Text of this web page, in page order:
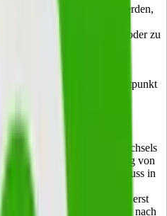
Brief zur Post gegeben werden,
dritten Tage nach der
außer wenn sie nicht oder zu
sind (BFH, Urteil vom
1987, S. 274).
und den Zugangszeitpunkt
der Klageschrift auf die
hätte ausgereicht, um
nach drei Tagen zu
29 Abs. 3 des
des Schriftwechsels
bei der Verteilung von
der Inhaftierung muss in
Verfahren
entscheidende Sachverhalt erst
ist es zu spät, da der BFH nach